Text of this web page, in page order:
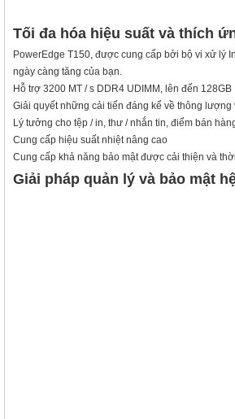
Tối đa hóa hiệu suất và thích
PowerEdge T150, được cung cấp bởi bộ vi xử lý
ngày càng tăng của bạn.
Hỗ trợ 3200 MT / s DDR4 UDIMM, lên đến 128GB
Giải quyết những cải tiến đáng kể về thông lượng
Lý tưởng cho tệp / in, thư / nhắn tin, điểm bán
Cung cấp hiệu suất nhiệt nâng cao
Cung cấp khả năng bảo mật được cải thiện và
Giải pháp quản lý và bảo mật